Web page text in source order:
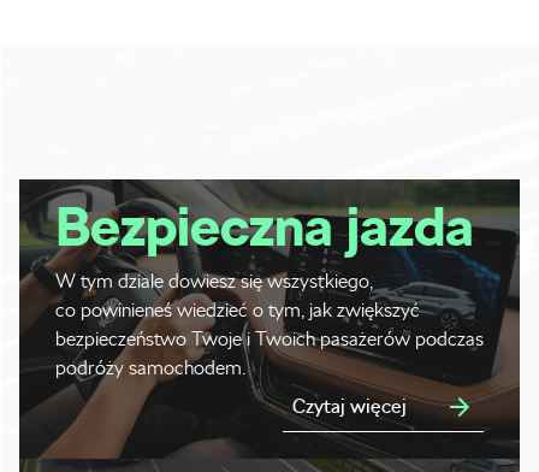
Bezpieczna jazda
W tym dziale dowiesz się wszystkiego,
co powinieneś wiedzieć o tym, jak zwiększyć
bezpieczeństwo Twoje i Twoich pasażerów podczas
podróży samochodem.
Czytaj więcej